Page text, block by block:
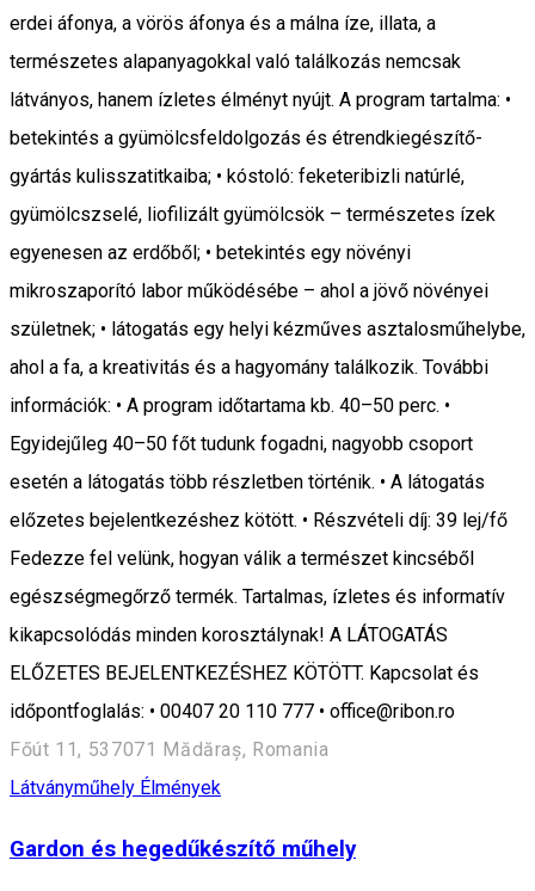
erdei áfonya, a vörös áfonya és a málna íze, illata, a
természetes alapanyagokkal való találkozás nemcsak
látványos, hanem ízletes élményt nyújt. A program tartalma: •
betekintés a gyümölcsfeldolgozás és étrendkiegészítő-
gyártás kulisszatitkaiba; • kóstoló: feketeribizli natúrlé,
gyümölcszselé, liofilizált gyümölcsök – természetes ízek
egyenesen az erdőből; • betekintés egy növényi
mikroszaporító labor működésébe – ahol a jövő növényei
születnek; • látogatás egy helyi kézműves asztalosműhelybe,
ahol a fa, a kreativitás és a hagyomány találkozik. További
információk: • A program időtartama kb. 40–50 perc. •
Egyidejűleg 40–50 főt tudunk fogadni, nagyobb csoport
esetén a látogatás több részletben történik. • A látogatás
előzetes bejelentkezéshez kötött. • Részvételi díj: 39 lej/fő
Fedezze fel velünk, hogyan válik a természet kincséből
egészségmegőrző termék. Tartalmas, ízletes és informatív
kikapcsolódás minden korosztálynak! A LÁTOGATÁS
ELŐZETES BEJELENTKEZÉSHEZ KÖTÖTT. Kapcsolat és
időpontfoglalás: • 00407 20 110 777 • office@ribon.ro
Főút 11, 537071 Mădăraș, Romania
Látványműhely Élmények
Gardon és hegedűkészítő műhely